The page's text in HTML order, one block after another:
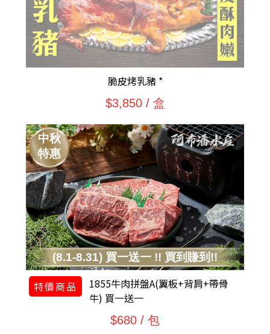
脆皮烤乳豬 *
$3,850 / 盒
(8.1-8.31) 買一送一 !! 買到賺到!!
中秋
特惠
特價商品
1855牛肉拼盤A(翼板+背肩+帶骨
牛) 買一送一
$680 / 包